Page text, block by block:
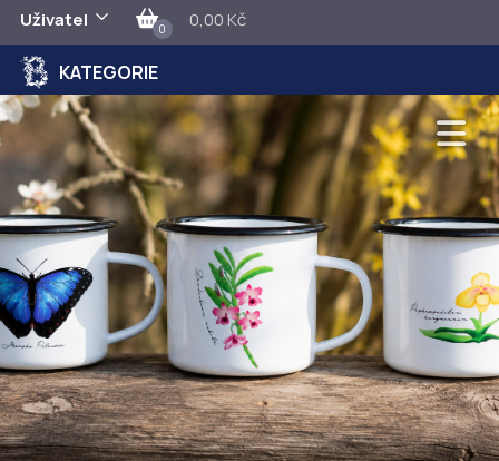
Uživatel 0 0,00 Kč
KATEGORIE